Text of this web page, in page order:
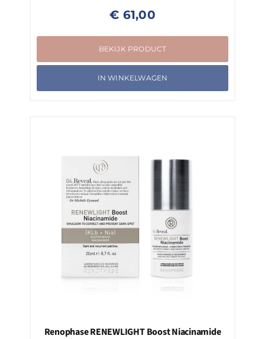
€ 61,00
BEKIJK PRODUCT
IN WINKELWAGEN
Renophase RENEWLIGHT Boost Niacinamide